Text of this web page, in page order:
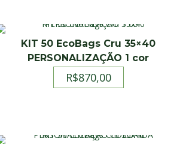
KIT 50 EcoBags Cru 35×40
PERSONALIZAÇÃO 1 cor
R$870,00